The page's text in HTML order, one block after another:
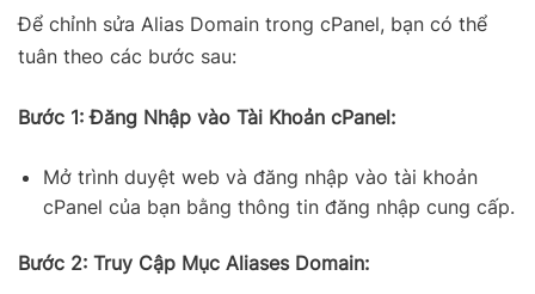
Để chỉnh sửa Alias Domain trong cPanel, bạn có thể
tuân theo các bước sau:
Bước 1: Đăng Nhập vào Tài Khoản cPanel:
Mở trình duyệt web và đăng nhập vào tài khoản
cPanel của bạn bằng thông tin đăng nhập cung cấp.
Bước 2: Truy Cập Mục Aliases Domain: